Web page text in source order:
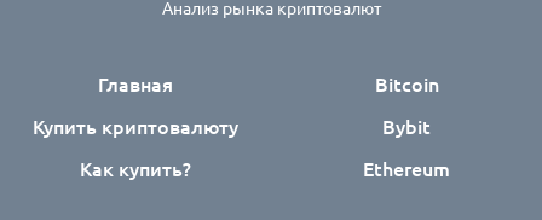
Анализ рынка криптовалют
Главная
Купить криптовалюту
Как купить?
Bitcoin
Bybit
Ethereum